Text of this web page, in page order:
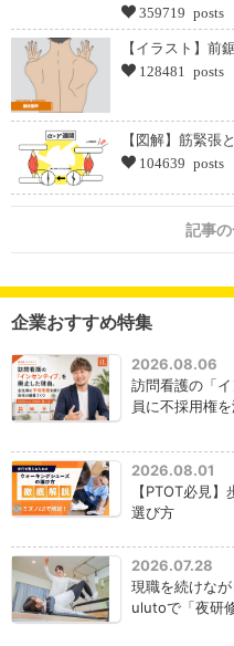
359719 posts
【イラスト】前
128481 posts
【図解】筋緊張
104639 posts
記事
企業おすすめ特集
2026.08.06
訪問看護の「
員に不採用権
2026.08.01
【PTOT必見
選び方
2026.07.28
現職を続けな
ulutoで「夜研